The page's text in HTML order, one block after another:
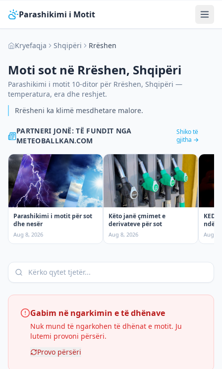
Parashikimi i Motit
Kryefaqja Shqipëri Rrëshen
Moti sot në Rrëshen, Shqipëri
Parashikimi i motit 10-ditor për Rrëshen, Shqipëri —
temperatura, era dhe reshjet.
Rrësheni ka klimë mesdhetare malore.
PARTNERI JONË: TË FUNDIT NGA
METEOBALLKAN.COM
Shiko të
gjitha →
Parashikimi i motit për sot
dhe nesër
Aug 8, 2026
Këto janë çmimet e
derivateve për sot
Aug 8, 2026 Aug 7,
Gabim në ngarkimin e të dhënave
Nuk mund të ngarkohen të dhënat e motit. Ju
lutemi provoni përsëri.
Provo përsëri